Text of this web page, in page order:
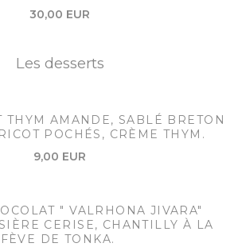
30,00 EUR
Les desserts
THYM AMANDE, SABLÉ BRETON
POCHÉS, CRÈME THYM.
9,00 EUR
" VALRHONA JIVARA"
CERISE, CHANTILLY À LA
FÈVE DE TONKA.